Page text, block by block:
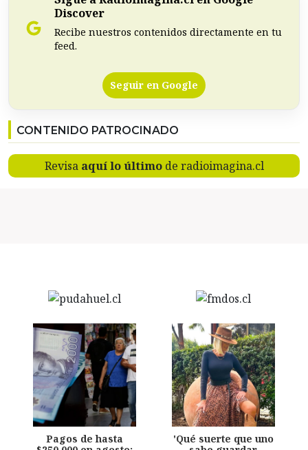
Discover
Recibe nuestros contenidos directamente en tu
feed.
Seguir en Google
CONTENIDO PATROCINADO
Revisa aquí lo últimode radioimagina.cl
Pagos de hasta
'Qué suerte que uno